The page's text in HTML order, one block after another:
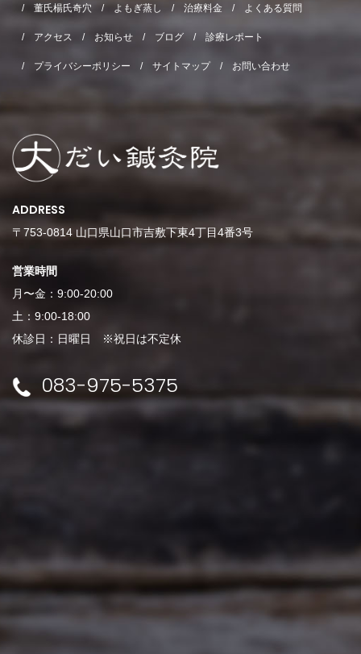
董氏楊氏奇穴 よもぎ蒸し 治療料金 よくある質問
アクセス お知らせ ブログ 診療レポート
プライバシーポリシー サイトマップ お問い合わせ
ADDRESS
〒753-0814 山口県山口市吉敷下東4丁目4番3号
営業時間
月〜金：9:00-20:00
土：9:00-18:00
休診日：日曜日 ※祝日は不定休
083-975-5375